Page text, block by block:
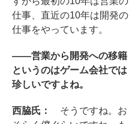
仕事、直近の10年は開発の
仕事をやっています。
――営業から開発への移籍
というのはゲーム会社では
珍しいですよね。
西脇氏：
そうですね。お